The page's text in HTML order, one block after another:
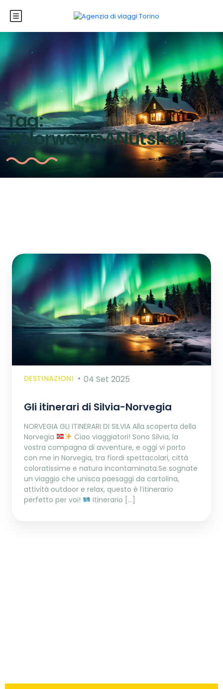
Tag:
#NorwayInANutshell
DESTINAZIONI 04 Set 2025
Gli itinerari di Silvia-Norvegia
NORVEGIA GLI ITINERARI DI SILVIA Alla scoperta della
Norvegia
Ciao viaggiatori! Sono Silvia, la
vostra compagna di avventure, e oggi vi porto
con me in Norvegia, tra fiordi spettacolari, città
coloratissime e natura incontaminata.Se sognate
un viaggio che unisca paesaggi da cartolina,
attività outdoor e relax, questo è l’itinerario
perfetto per voi!
Itinerario […]